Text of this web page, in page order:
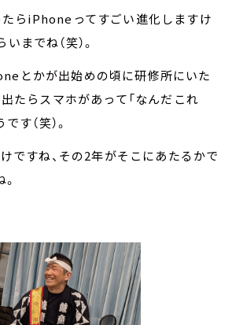
たらiPhoneってすごい進化しますけ
までね（笑）。
とかが出始めの頃に研修所にいた
たらスマホがあって「なんだこれ
す（笑）。
ですね、その2年がそこにあたるかで